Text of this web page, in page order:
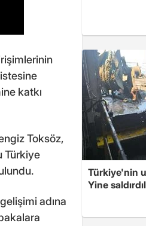
katkı
Toksöz,
Türkiye
adına
Türkiye'nin
Yine